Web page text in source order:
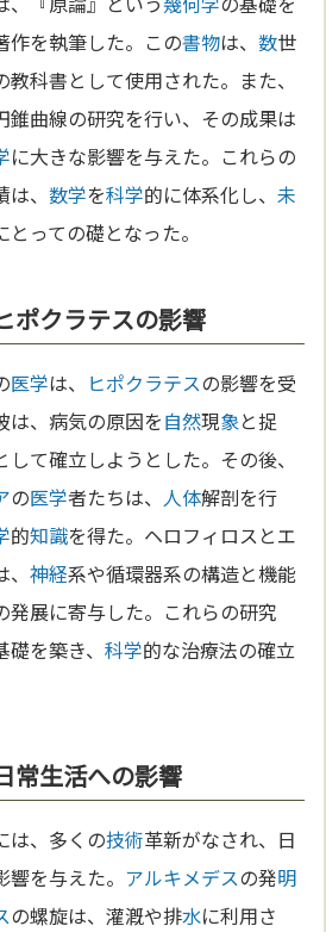
作を執筆した。この書物は、数世
教科書として使用された。また、
錐曲線の研究を行い、その成果は
に大きな影響を与えた。これらの
は、数学を科学的に体系化し、未
っての礎となった。
ポクラテスの影響
医学は、 ヒポクラテスの影響を受
は、病気の原因を自然現象と捉
して確立しようとした。その後、
の医学者たちは、 人体解剖を行
的知識を得た。ヘロフィロスとエ
、神経系や循環器系の構造と機能
発展に寄与した。これらの研究
礎を築き、科学的な治療法の確立
常生活への影響
は、多くの技術革新がなされ、日
を与えた。 アルキメデスの発明
の螺旋は、灌漑や排水に利用さ